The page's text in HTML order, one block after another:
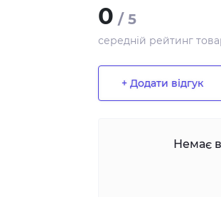
0 / 5
середній рейтинг
+ Додати відгук
Немає